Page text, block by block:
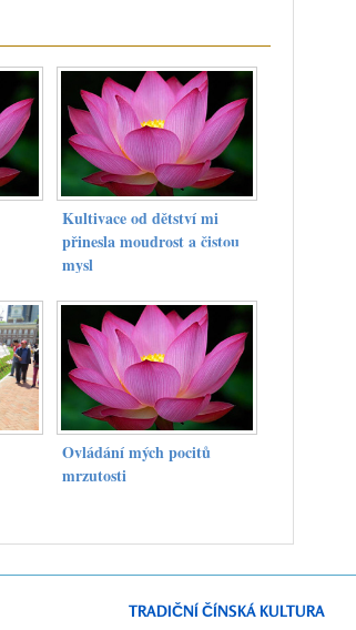
Kultivace od dětství mi
přinesla moudrost a čistou
mysl
Ovládání mých pocitů
mrzutosti
TRADIČNÍ ČÍNSKÁ KULTURA